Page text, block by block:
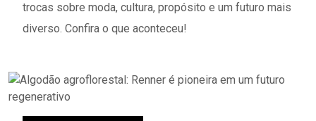
trocas sobre moda, cultura, propósito e um futuro mais
diverso. Confira o que aconteceu!